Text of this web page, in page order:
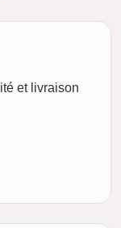
et livraison